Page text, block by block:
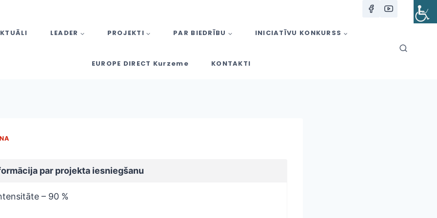
LEADER PROJEKTI PAR BIEDRĪBU INICIATĪVU KONKURSS
EUROPE DIRECT Kurzeme KONTAKTI
par projekta iesniegšanu
– 90 %